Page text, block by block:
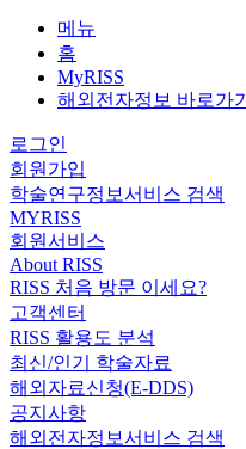
메뉴
홈
MyRISS
해외전자정보 바로가기
로그인
회원가입
학술연구정보서비스 검색
MYRISS
회원서비스
About RISS
RISS 처음 방문 이세요?
고객센터
RISS 활용도 분석
최신/인기 학술자료
해외자료신청(E-DDS)
공지사항
해외전자정보서비스 검색